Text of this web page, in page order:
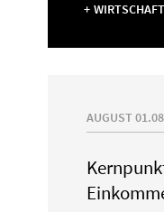
AUGUST